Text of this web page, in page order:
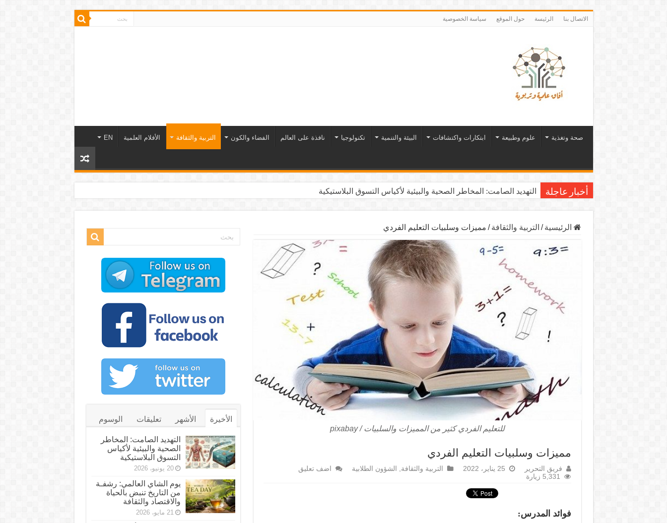
الاتصال بنا الرئيسة حول الموقع سياسة الخصوصية
صحة وتغذية علوم وطبيعة ابتكارات واكتشافات البيئة والتنمية تكنولوجيا نافذة على العالم الفضاء والكون التربية والثقافة الأفلام العلمية EN
أخبار عاجلة التهديد الصامت: المخاطر الصحية والبيئية لأكياس التسوق البلاستيكية
الرئيسية / التربية والثقافة / مميزات وسلبيات التعليم الفردي
للتعليم الفردي كثير من المميزات والسلبيات / pixabay
مميزات وسلبيات التعليم الفردي
فريق التحرير 25 يناير، 2022 التربية والثقافة, الشؤون الطلابية
اضف تعليق
5,331 زيارة
فوائد المدرس:
الأخيرة الأشهر تعليقات الوسوم
التهديد الصامت: المخاطر
الصحية والبيئية لأكياس
التسوق البلاستيكية
20 يونيو، 2026
يوم الشاي العالمي: رشفـة
من التاريخ تنبض بالحياة
والاقتصاد والثقافة
21 مايو، 2026